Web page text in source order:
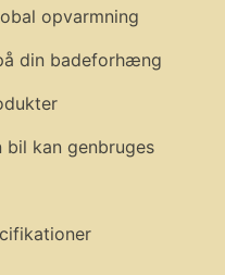
opvarmning
din badeforhæng
kan genbruges